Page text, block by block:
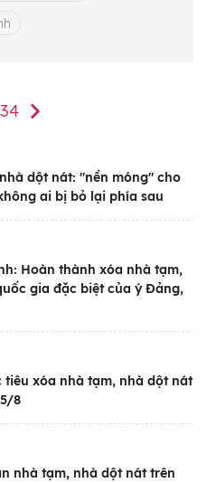
theo các chương
tướng “ai có gì
giúp công, có của
nhiều, có ít giúp
phong trào thi đua
nhà tạm, nhà dột
được toàn Đảng, cả
quân, toàn dân,
chức tích cực hưởng
là Chương trình đã
4 tháng so với
số 42 của Trung
so với mục tiêu khi
thi đua.
34
dột nát: "nền móng" cho
ai bị bỏ lại phía sau
Hoàn thành xóa nhà tạm,
gia đặc biệt của ý Đảng,
tiêu xóa nhà tạm, nhà dột nát
8
nhà tạm, nhà dột nát trên